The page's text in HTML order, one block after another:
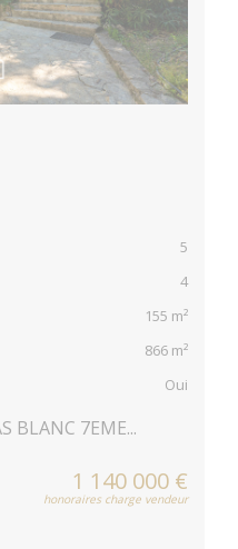
5
4
155 m²
866 m²
Oui
BLANC 7EME...
1 140 000 €
honoraires charge vendeur